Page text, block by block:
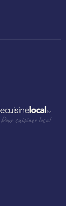
Pour cuisiner local